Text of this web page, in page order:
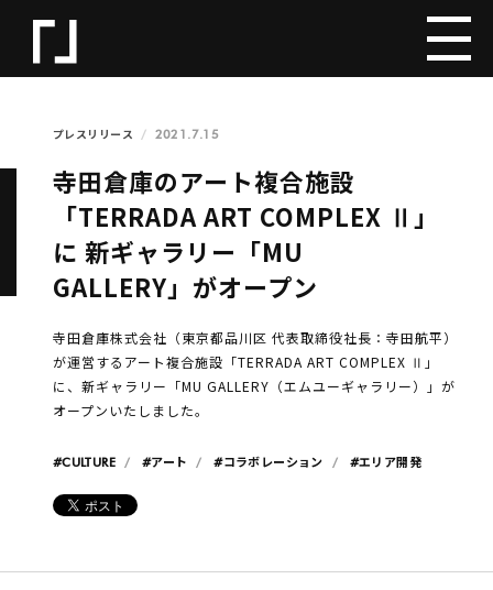
プレスリリース 2021.7.15
寺田倉庫のアート複合施設
「TERRADA ART COMPLEX Ⅱ」
に 新ギャラリー「MU
GALLERY」がオープン
寺⽥倉庫株式会社（東京都品川区 代表取締役社長：寺田航平）
が運営するアート複合施設「TERRADA ART COMPLEX Ⅱ」
に、新ギャラリー「MU GALLERY（エムユーギャラリー）」が
オープンいたしました。
#CULTURE #アート #コラボレーション #エリア開発